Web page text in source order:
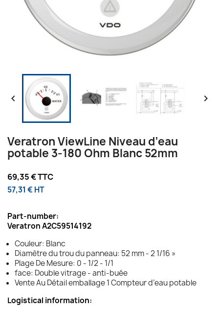
 
Veratron ViewLine Niveau d’eau
potable 3-180 Ohm Blanc 52mm
69,35 € TTC
57,31 € HT
Part-number:
Veratron A2C59514192
Couleur: Blanc
Diamètre du trou du panneau: 52 mm - 2 1/16 »
Plage De Mesure: 0 - 1/2 - 1/1
face: Double vitrage - anti-buée
Vente Au Détail emballage 1 Compteur d’eau potable
Logistical information: